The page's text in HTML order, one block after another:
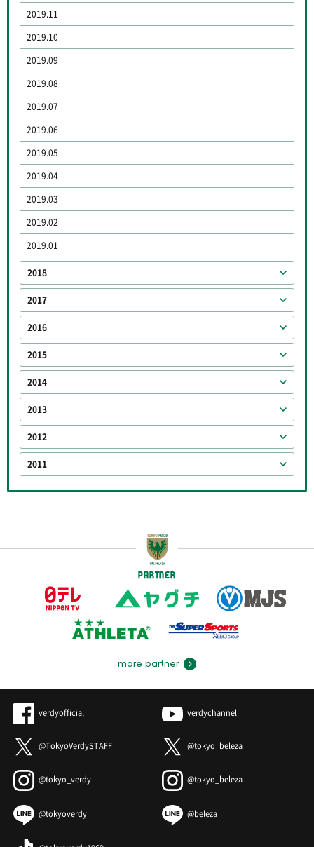
2019.11
2019.10
2019.09
2019.08
2019.07
2019.06
2019.05
2019.04
2019.03
2019.02
2019.01
2018
2017
2016
2015
2014
2013
2012
2011
PARTNER
more partner
verdyofficial verdychannel
@TokyoVerdySTAFF @tokyo_beleza
@tokyo_verdy @tokyo_beleza
@tokyoverdy @beleza